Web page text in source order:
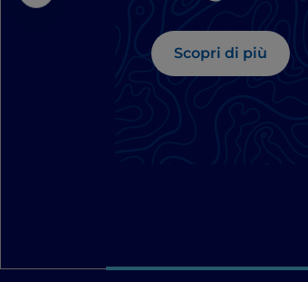
Scopri di più